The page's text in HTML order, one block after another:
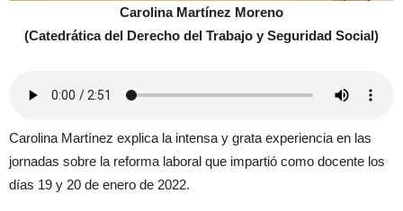
Carolina Martínez Moreno
(Catedrática del Derecho del Trabajo y Seguridad Social)
Carolina Martínez explica la intensa y grata experiencia en las
jornadas sobre la reforma laboral que impartió como docente los
días 19 y 20 de enero de 2022.